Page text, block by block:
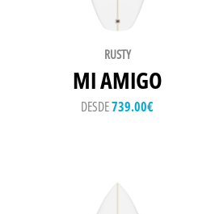
RUSTY
MI AMIGO
DESDE739.00€